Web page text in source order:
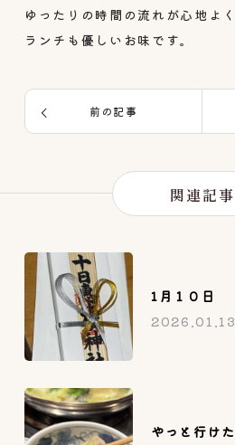
ゆったりの時間の流れが心地よく
ランチも優しいお味です。
前の記事
関連記事
1月１０日
2026.01.13
やっと行けた